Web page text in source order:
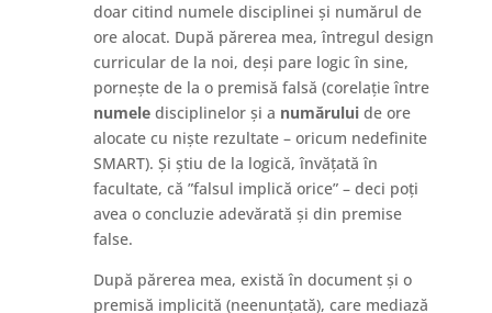
doar citind numele disciplinei și numărul de
ore alocat. După părerea mea, întregul design
curricular de la noi, deși pare logic în sine,
pornește de la o premisă falsă (corelație între
numeledisciplinelor și a număruluide ore
alocate cu niște rezultate – oricum nedefinite
SMART). Și știu de la logică, învățată în
facultate, că ”falsul implică orice” – deci poți
avea o concluzie adevărată și din premise
false.
După părerea mea, există în document și o
premisă implicită (neenunțată), care mediază